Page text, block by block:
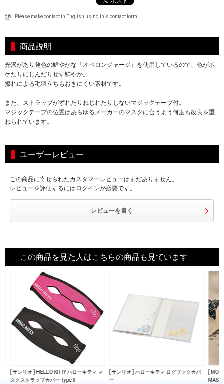
Please make contact in English using this contact form.
商品説明
光沢があり発色の鮮やかな『オペロンジャージ』を使用しているので、色がボ
ケたりにじんだりせず鮮やか。
擦れによる毛羽立ちもおきにくい素材です。
また、ストラップがずれたりねじれたりしないマジックテープ付。
マジックテープの位置はあらゆるメーカーのマスクに合うよう何度も改良を重
ねられています。
ユーザーレビュー
この商品に寄せられたカスタマーレビューはまだありません。
レビューを評価するにはログインが必要です。
レビューを書く
この商品を見た人はこちらの商品も見ています
[ サンリオ ] HELLO KITTY ハローキティ マ
スクストラップカバー Type II
[ サンリオ ] ハローキティ ログブックカバ
ー
[
MASK